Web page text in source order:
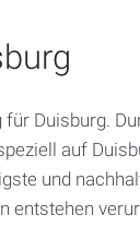
Duisburg.
auf
und
entstehen